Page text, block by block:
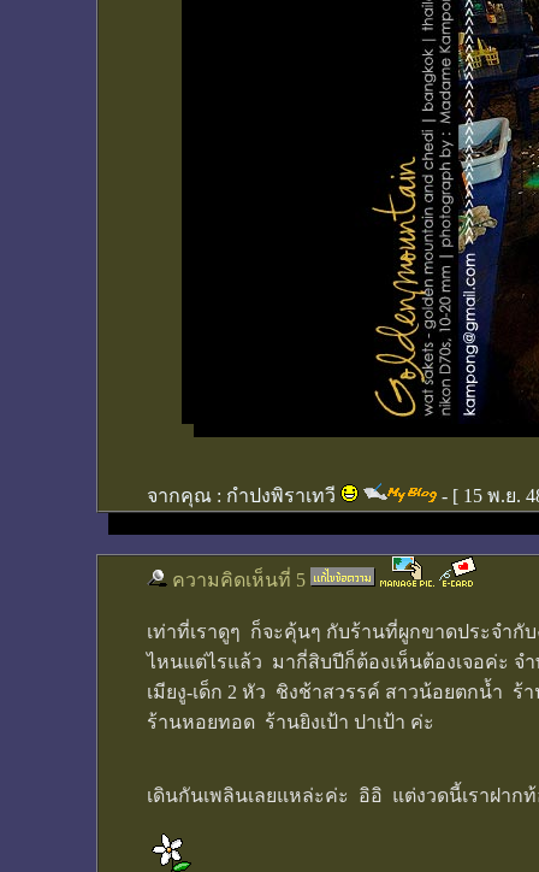
จากคุณ : กำปงพิราเทวี - [ 15 พ.ย.
ความคิดเห็นที่ 5
เท่าที่เราดูๆ ก็จะคุ้นๆ กับร้านที่ผูกขาดประจำ
ไหนแต่ไรแล้ว มากี่สิบปีก็ต้องเห็นต้องเจอค่ะ
เมียงู-เด็ก 2 หัว ชิงช้าสวรรค์ สาวน้อยตกน้ำ
ร้านหอยทอด ร้านยิงเป้า ปาเป้า ค่ะ
เดินกันเพลินเลยแหล่ะค่ะ อิอิ แต่งวดนี้เราฝาก